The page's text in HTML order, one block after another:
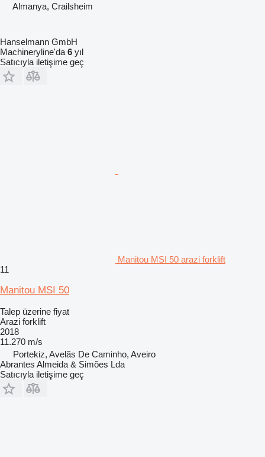
Almanya, Crailsheim
Hanselmann GmbH
Machineryline'da 6 yıl
Satıcıyla iletişime geç
Manitou MSI 50 arazi forklift
11
Manitou MSI 50
Talep üzerine fiyat
Arazi forklift
2018
11.270 m/s
Portekiz, Avelãs De Caminho, Aveiro
Abrantes Almeida & Simões Lda
Satıcıyla iletişime geç